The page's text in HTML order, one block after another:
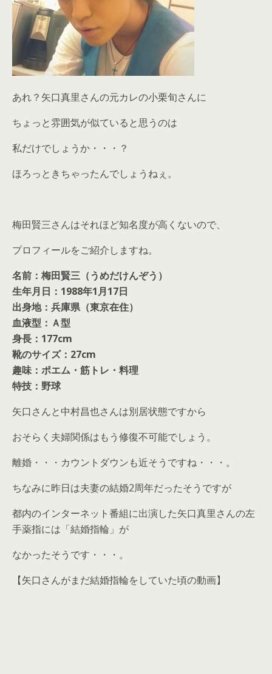
あれ？矢口真里さんの元カレの小栗旬さんに
ちょっと雰囲気が似ていると思うのは
私だけでしょうか・・・？
ほろっときちゃったんでしょうねぇ。
梅田賢三さんはそれほど知名度が高くないので、
プロフィールをご紹介しますね。
名前：梅田賢三（うめだけんぞう）
生年月日：1988年1月17日
出身地：兵庫県（東京在住）
血液型：Ａ型
身長：177cm
靴のサイズ：27cm
趣味：ポエム・筋トレ・料理
特技：野球
矢口さんと中村昌也さんは別居状態ですから
おそらく夫婦関係はもう修復不可能でしょう。
離婚・・・カウントダウンも近そうですね・・・。
ちなみに昨日は夫妻の結婚2周年だったそうですが
都内のインターネット番組に出演した矢口真里さんの左
手薬指には「結婚指輪」が
なかったそうです・・・。
【矢口さんがまだ結婚指輪をしていた頃の動画】